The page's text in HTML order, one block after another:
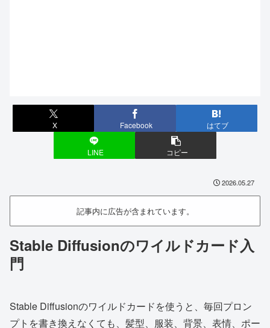
X Facebook はてブ
LINE コピー
2026.05.27
記事内に広告が含まれています。
Stable Diffusionのワイルドカード入
門
Stable Diffusionのワイルドカードを使うと、毎回プロン
プトを書き換えなくても、髪型、服装、背景、表情、ポー